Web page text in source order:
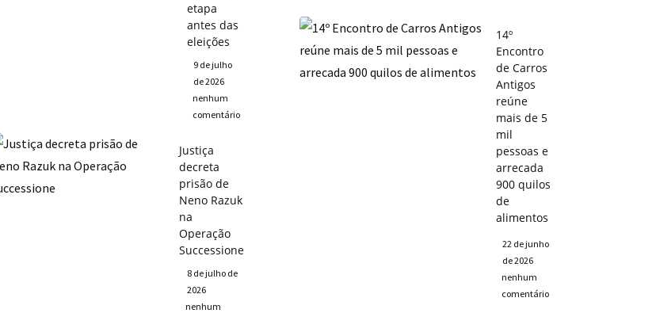
etapa
antes das
eleições
9 de julho
de 2026
nenhum
comentário
Justiça
decreta
prisão de
Neno Razuk
na
Operação
Successione
8 de julho de
2026
nenhum
14º
Encontro
de Carros
Antigos
reúne
mais de 5
mil
pessoas e
arrecada
900 quilos
de
alimentos
22 de junho
de 2026
nenhum
comentário